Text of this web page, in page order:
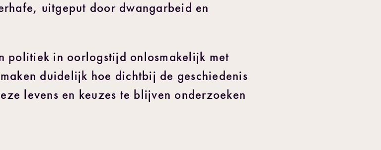
uitgeput door dwangarbeid en
politiek in oorlogstijd onlosmakelijk met
duidelijk hoe dichtbij de geschiedenis
levens en keuzes te blijven onderzoeken